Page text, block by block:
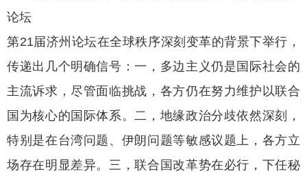
论坛
第21届济州论坛在全球秩序深刻变革的背景下举行，
传递出几个明确信号：一，多边主义仍是国际社会的
主流诉求，尽管面临挑战，各方仍在努力维护以联合
国为核心的国际体系。二，地缘政治分歧依然深刻，
特别是在台湾问题、伊朗问题等敏感议题上，各方立
场存在明显差异。三，联合国改革势在必行，下任秘